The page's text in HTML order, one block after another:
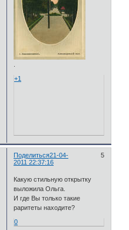
+1
Поделиться 5
21-04-
2011 22:37:16
Какую стильную открытку
выложила Ольга.
И где Вы только такие
раритеты находите?
0